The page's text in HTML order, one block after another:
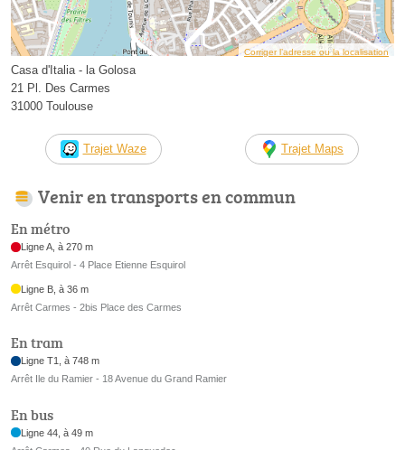
Corriger l’adresse ou la localisation
Casa d'Italia - la Golosa
21 Pl. Des Carmes
31000 Toulouse
Trajet Waze Trajet Maps
Venir en transports en commun
En métro
Ligne A, à 270 m
Arrêt Esquirol - 4 Place Etienne Esquirol
Ligne B, à 36 m
Arrêt Carmes - 2bis Place des Carmes
En tram
Ligne T1, à 748 m
Arrêt Ile du Ramier - 18 Avenue du Grand Ramier
En bus
Ligne 44, à 49 m